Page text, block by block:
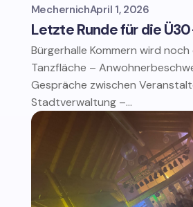
Letzte Runde für die
MechernichApril 1, 2026
Bürgerhalle Kommern wird noch
Tanzfläche –
Gespräche zwischen
Stadtverwaltung –...